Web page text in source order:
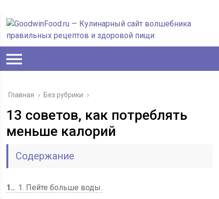
Главная › Без рубрики ›
13 советов, как потреблять
меньше калорий
Содержание
1.
1. Пейте больше воды.